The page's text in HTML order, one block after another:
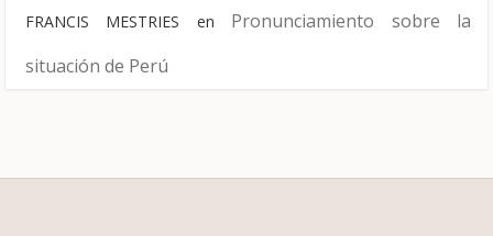
FRANCIS MESTRIES en Pronunciamiento sobre la
situación de Perú